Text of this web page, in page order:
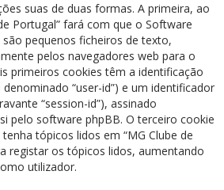
suas de duas formas. A primeira, ao
Portugal” fará com que o Software
pequenos ficheiros de texto,
pelos navegadores web para o
primeiros cookies têm a identificação
“user-id”) e um identificador
“session-id”), assinado
pelo software phpBB. O terceiro cookie
tópicos lidos em “MG Clube de
registar os tópicos lidos, aumentando
utilizador.